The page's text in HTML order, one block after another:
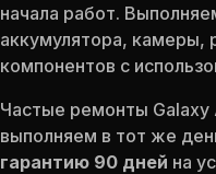
начала работ.
аккумулятора, камеры,
компонентов с
Частые ремонты Galaxy
выполняем в тот же
гарантию 90 дней на